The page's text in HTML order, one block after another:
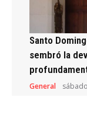
Santo
sembró la
General